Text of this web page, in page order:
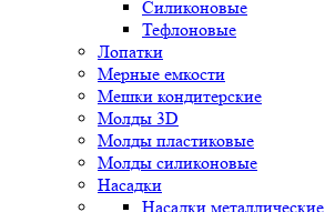
Силиконовые
Тефлоновые
Лопатки
Мерные емкости
Мешки кондитерские
Молды 3D
Молды пластиковые
Молды силиконовые
Насадки
Насадки металлические